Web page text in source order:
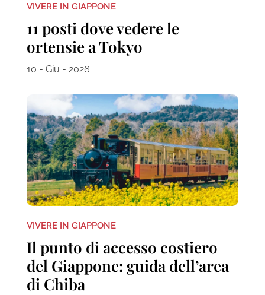
VIVERE IN GIAPPONE
11 posti dove vedere le
ortensie a Tokyo
10 - Giu - 2026
VIVERE IN GIAPPONE
Il punto di accesso costiero
del Giappone: guida dell’area
di Chiba